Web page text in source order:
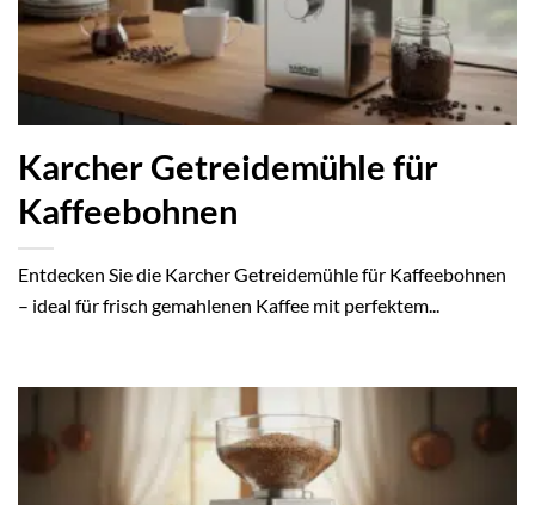
Karcher Getreidemühle für
Kaffeebohnen
Entdecken Sie die Karcher Getreidemühle für Kaffeebohnen
– ideal für frisch gemahlenen Kaffee mit perfektem...